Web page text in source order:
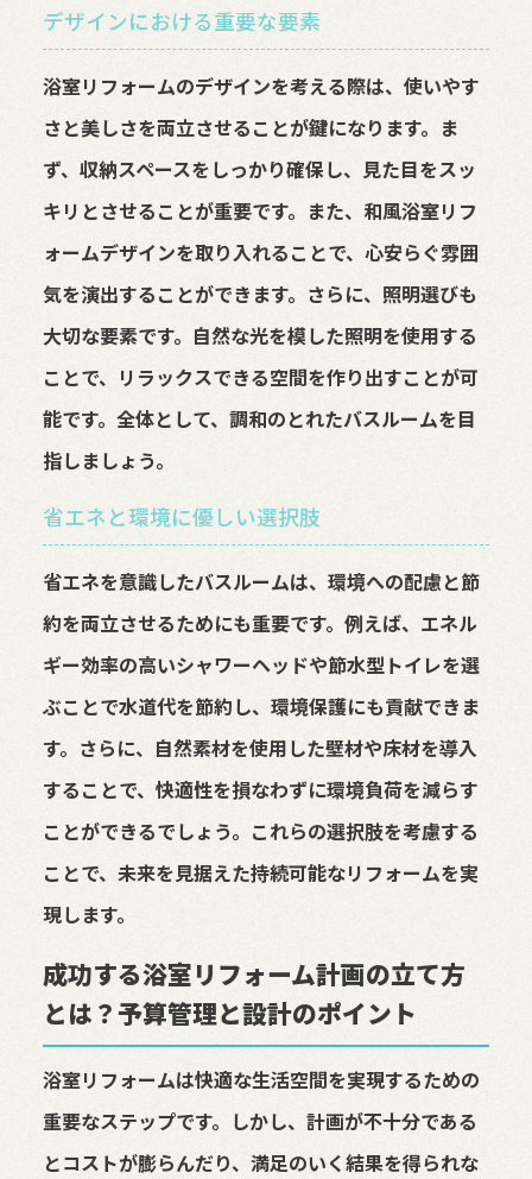
デザインにおける重要な要素
浴室リフォームのデザインを考える際は、使いやす
さと美しさを両立させることが鍵になります。ま
ず、収納スペースをしっかり確保し、見た目をスッ
キリとさせることが重要です。また、和風浴室リフ
ォームデザインを取り入れることで、心安らぐ雰囲
気を演出することができます。さらに、照明選びも
大切な要素です。自然な光を模した照明を使用する
ことで、リラックスできる空間を作り出すことが可
能です。全体として、調和のとれたバスルームを目
指しましょう。
省エネと環境に優しい選択肢
省エネを意識したバスルームは、環境への配慮と節
約を両立させるためにも重要です。例えば、エネル
ギー効率の高いシャワーヘッドや節水型トイレを選
ぶことで水道代を節約し、環境保護にも貢献できま
す。さらに、自然素材を使用した壁材や床材を導入
することで、快適性を損なわずに環境負荷を減らす
ことができるでしょう。これらの選択肢を考慮する
ことで、未来を見据えた持続可能なリフォームを実
現します。
成功する浴室リフォーム計画の立て方
とは？予算管理と設計のポイント
浴室リフォームは快適な生活空間を実現するための
重要なステップです。しかし、計画が不十分である
とコストが膨らんだり、満足のいく結果を得られな